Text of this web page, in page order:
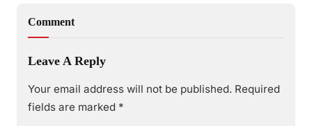
Comment
Leave A Reply
Your email address will not be published. Required
fields are marked *